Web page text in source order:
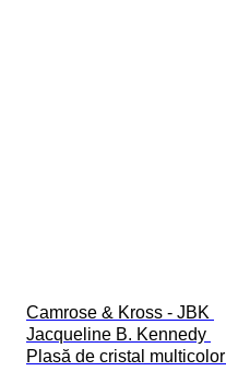
Camrose & Kross - JBK
Jacqueline B. Kennedy
Plasă de cristal multicolor